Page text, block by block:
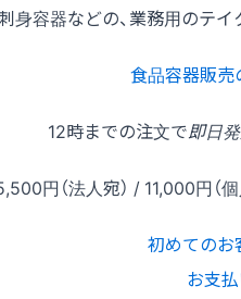
身容器などの、業務用のテ
食品容器販売
12時までの注文で即日
円（法人宛） / 11,000円（
初めてのお
お支払